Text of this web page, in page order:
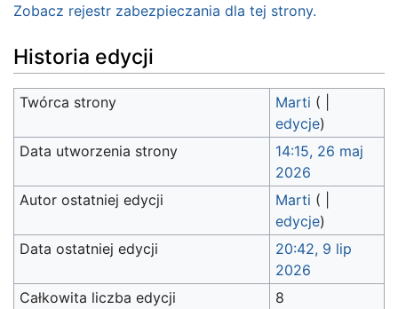
Zobacz rejestr zabezpieczania dla tej strony.
Historia edycji
Twórca strony Marti (
edycje)
Data utworzenia strony
14:15, 26 maj
2026
Autor ostatniej edycji
Marti (
edycje)
Data ostatniej edycji
20:42, 9 lip
2026
Całkowita liczba edycji
8